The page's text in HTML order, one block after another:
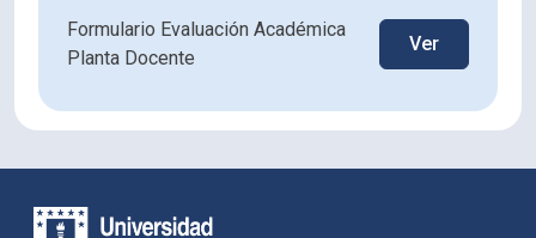
Formulario Evaluación Académica
Planta Docente
Ver